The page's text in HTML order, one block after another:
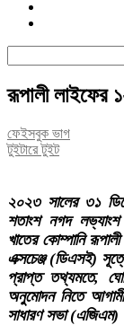
রূপালী লাইফের
ফেইসবুক ভাগ
টুইটারে টুইট
২০২৩ সালের ৩১
শতাংশ নগদ লভ্যাংশ
খাতের কোম্পানি
এক্সচেঞ্জ (ডিএসই)
প্রাপ্ত তথ্যমতে,
অনুমোদন নিতে আগামী
সাধারণ সভা